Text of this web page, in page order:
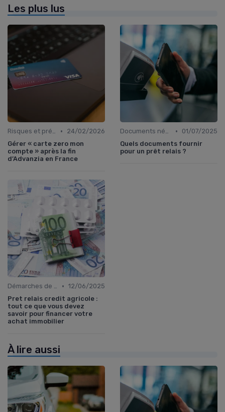
Les plus lus
Risques et précautions •
24/02/2026
Gérer « carte zero mon
compte » après la fin
d’Advanzia en France
Documents nécessaires •
01/07/2025
Quels documents fournir
pour un prêt relais ?
Démarches de demande de prêt relais • 12/06/2025
Pret relais credit agricole :
tout ce que vous devez
savoir pour financer votre
achat immobilier
À lire aussi